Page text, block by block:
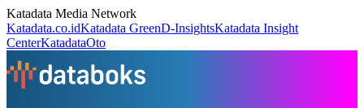
Katadata Media Network
Katadata.co.idKatadata GreenD-InsightsKatadata Insight
CenterKatadataOto